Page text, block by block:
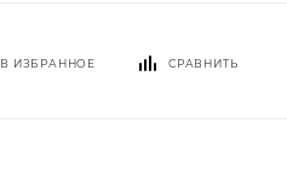
В ИЗБРАННОЕ СРАВНИТЬ